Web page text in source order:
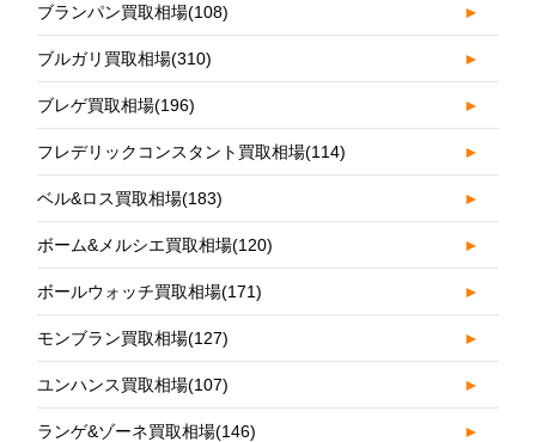
ブランパン買取相場(108) ►
ブルガリ買取相場(310) ►
ブレゲ買取相場(196) ►
フレデリックコンスタント買取相場(114) ►
ベル&ロス買取相場(183) ►
ボーム&メルシエ買取相場(120) ►
ボールウォッチ買取相場(171) ►
モンブラン買取相場(127) ►
ユンハンス買取相場(107) ►
ランゲ&ゾーネ買取相場(146) ►